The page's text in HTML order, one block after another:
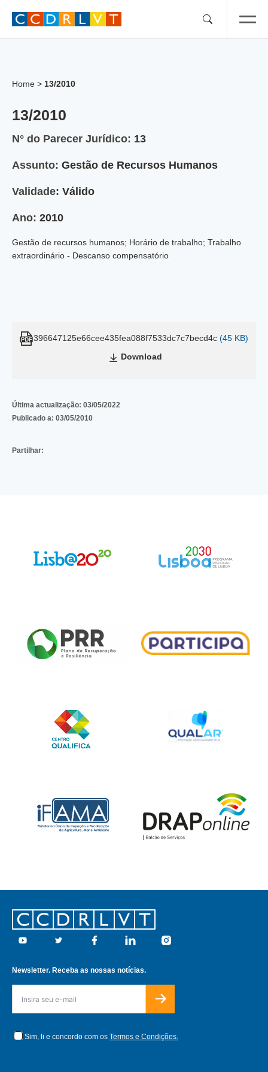
Home > 13/2010
13/2010
N° do Parecer Jurídico: 13
Assunto: Gestão de Recursos Humanos
Validade: Válido
Ano: 2010
Gestão de recursos humanos; Horário de trabalho; Trabalho
extraordinário - Descanso compensatório
396647125e66cee435fea088f7533dc7c7becd4c (45 KB)
Download
Última actualização: 03/05/2022
Publicado a: 03/05/2010
Partilhar:
Footer
Youtube Twitter Facebook Linkedin Instagram
Newsletter. Receba as nossas notícias.
Sim, li e concordo com os Termos e Condições.